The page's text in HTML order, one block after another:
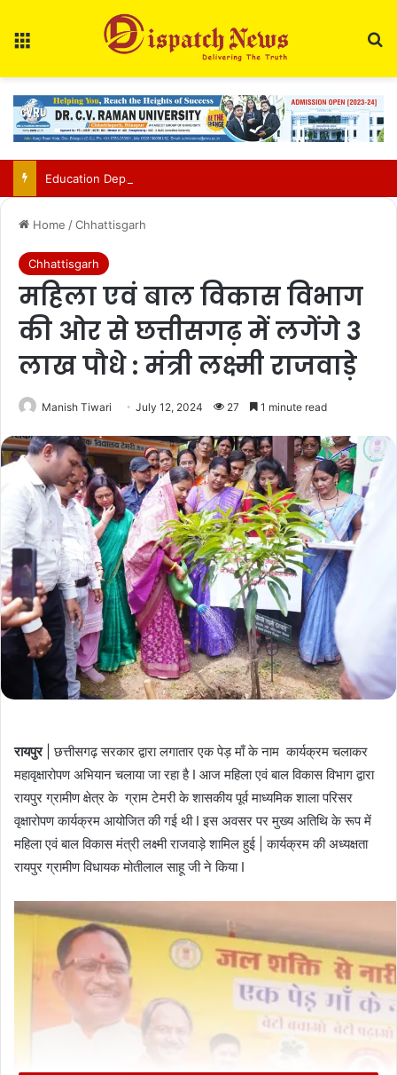
Home /Chhattisgarh
Chhattisgarh
महिला एवं बाल विकास विभाग
की ओर से छत्तीसगढ़ में लगेंगे 3
लाख पौधे : मंत्री लक्ष्मी राजवाड़े
Manish Tiwari July 12, 2024 27 1 minute read
रायपुर| छत्तीसगढ़ सरकार द्वारा लगातार एक पेड़ माँ के नाम कार्यक्रम चलाकर
महावृक्षारोपण अभियान चलाया जा रहा है I आज महिला एवं बाल विकास विभाग द्वारा
रायपुर ग्रामीण क्षेत्र के ग्राम टेमरी के शासकीय पूर्व माध्यमिक शाला परिसर
वृक्षारोपण कार्यक्रम आयोजित की गई थी I इस अवसर पर मुख्य अतिथि के रूप में
महिला एवं बाल विकास मंत्री लक्ष्मी राजवाड़े शामिल हुई | कार्यक्रम की अध्यक्षता
रायपुर ग्रामीण विधायक मोतीलाल साहू जी ने किया I